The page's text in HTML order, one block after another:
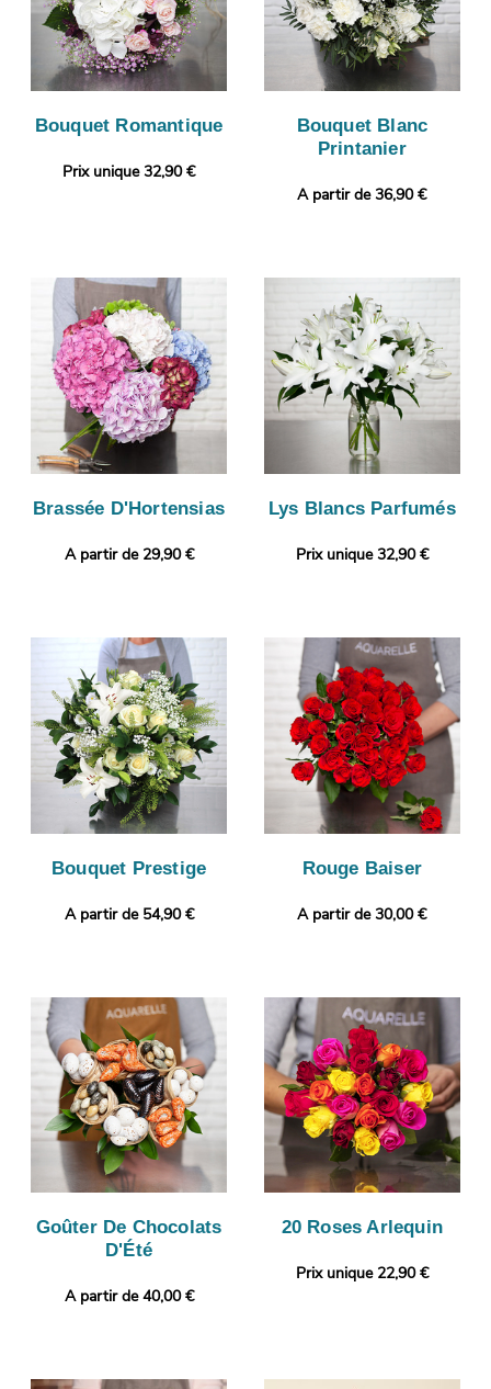
Bouquet Romantique
Prix unique 32,90 €
Bouquet Blanc
Printanier
A partir de 36,90 €
Brassée D'Hortensias
A partir de 29,90 €
Lys Blancs Parfumés
Prix unique 32,90 €
Bouquet Prestige
A partir de 54,90 €
Rouge Baiser
A partir de 30,00 €
Goûter De Chocolats
D'Été
A partir de 40,00 €
20 Roses Arlequin
Prix unique 22,90 €